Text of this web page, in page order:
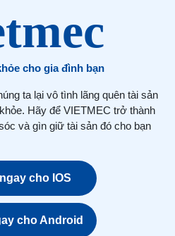
cho gia đình bạn
ta lại vô tình lãng quên tài sản
Hãy để VIETMEC trở thành
và gìn giữ tài sản đó cho bạn
cho IOS
cho Android